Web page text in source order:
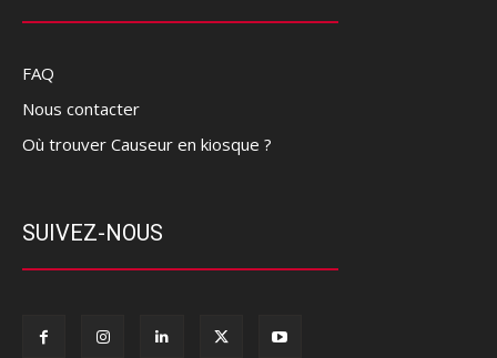
FAQ
Nous contacter
Où trouver Causeur en kiosque ?
SUIVEZ-NOUS